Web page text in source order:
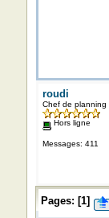
roudi
Chef de planning
Hors ligne
Messages: 411
Pages: [1]